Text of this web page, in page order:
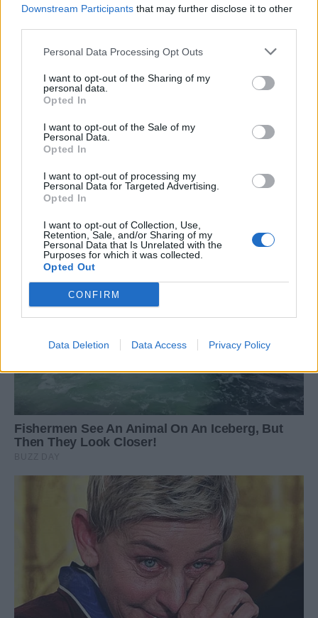
Downstream Participants that may further disclose it to other
Personal Data Processing Opt Outs
I want to opt-out of the Sharing of my
personal data.
Opted In
I want to opt-out of the Sale of my
Personal Data.
Opted In
I want to opt-out of processing my
Personal Data for Targeted Advertising.
Opted In
I want to opt-out of Collection, Use,
Retention, Sale, and/or Sharing of my
Personal Data that Is Unrelated with the
Purposes for which it was collected.
Opted Out
CONFIRM
Data Deletion Data Access Privacy Policy